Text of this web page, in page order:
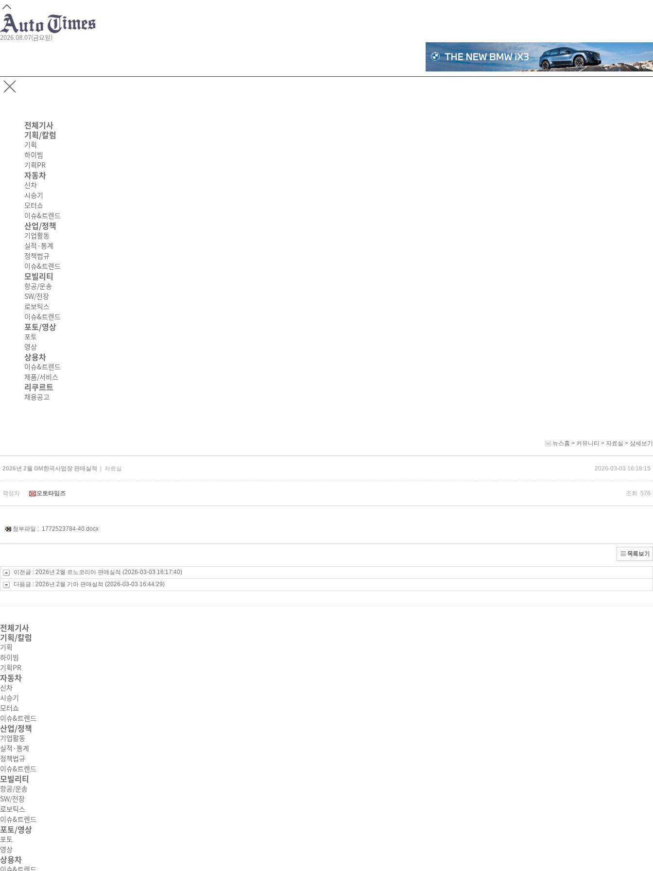
2026.08.07(금요일)
전체기사
기획/칼럼
기획
하이빔
기획PR
자동차
신차
시승기
모터쇼
이슈&트렌드
산업/정책
기업활동
실적·통계
정책법규
이슈&트렌드
모빌리티
항공/운송
SW/전장
로보틱스
이슈&트렌드
포토/영상
포토
영상
상용차
이슈&트렌드
제품/서비스
리쿠르트
채용공고
뉴스홈 > 커뮤니티 > 자료실 > 상세보기
2026년 2월 GM한국사업장 판매실적 | 자료실 2026-03-03 16:18:15
작성자 오토타임즈 조회 576
첨부파일 : 1772523784-40.docx
이전글 : 2026년 2월 르노코리아 판매실적 (2026-03-03 16:17:40)
다음글 : 2026년 2월 기아 판매실적 (2026-03-03 16:44:29)
전체기사
기획/칼럼
기획
하이빔
기획PR
자동차
신차
시승기
모터쇼
이슈&트렌드
산업/정책
기업활동
실적·통계
정책법규
이슈&트렌드
모빌리티
항공/운송
SW/전장
로보틱스
이슈&트렌드
포토/영상
포토
영상
상용차
이슈&트렌드